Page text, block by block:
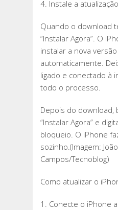
4. Instale a
Quando o download
“Instalar Agora”. O
instalar a nova
automaticamente.
ligado e conectado à
todo o processo.
Depois do download,
“Instalar Agora” e
bloqueio. O iPhone
sozinho.(Imagem:
Campos/Tecnoblog)
Como atualizar o
1. Conecte o iPhone